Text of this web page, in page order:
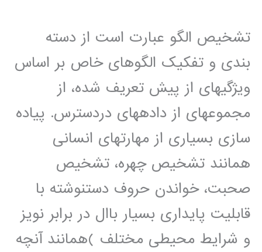
تشخيص الگو عبارت است از دسته
بندی و تفکيک الگوهای خاص بر اساس
ويژگيهای از پيش تعريف شده، از
مجموعهای از دادههای دردسترس. پياده
سازی بسياری از مهارتهای انسانی
همانند تشخيص چهره، تشخيص
صحبت، خواندن حروف دستنوشته با
قابليت پايداری بسيار باال در برابر نويز
و شرايط محيطی مختلف )همانند آنچه